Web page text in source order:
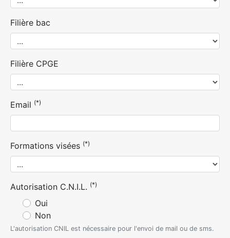
Filière bac
Filière CPGE
Email (*)
Formations visées (*)
Autorisation C.N.I.L. (*)
Oui
Non
L'autorisation CNIL est nécessaire pour l'envoi de mail ou de sms.